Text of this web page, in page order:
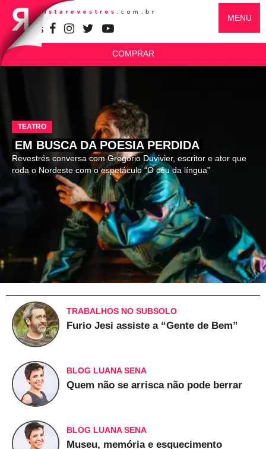
SIGA-NOS
MENU
COMPRAR
TEATRO
EM BUSCA DA POESIA PERDIDA
Revestrés conversa com Gregório Duvivier, escritor e ator que
roda o Nordeste com o espetáculo “O céu da língua”
TRABALHOS NO SUBSOLO
Furio Jesi assiste a “Gente de Bem”
BLOG LUANA SENA
Quem não se arrisca não pode berrar
BLOG LUANA SENA
Museu, memória e esquecimento